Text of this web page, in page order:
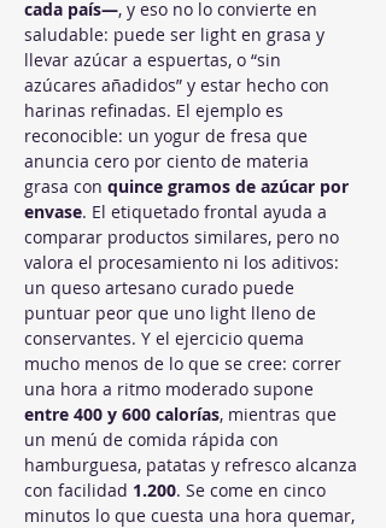
cada país—, y eso no lo convierte en
saludable: puede ser light en grasa y
llevar azúcar a espuertas, o “sin
azúcares añadidos” y estar hecho con
harinas refinadas. El ejemplo es
reconocible: un yogur de fresa que
anuncia cero por ciento de materia
grasa con quince gramos de azúcar por
envase. El etiquetado frontal ayuda a
comparar productos similares, pero no
valora el procesamiento ni los aditivos:
un queso artesano curado puede
puntuar peor que uno light lleno de
conservantes. Y el ejercicio quema
mucho menos de lo que se cree: correr
una hora a ritmo moderado supone
entre 400 y 600 calorías, mientras que
un menú de comida rápida con
hamburguesa, patatas y refresco alcanza
con facilidad 1.200. Se come en cinco
minutos lo que cuesta una hora quemar,